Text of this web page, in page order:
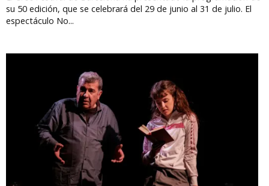
su 50 edición, que se celebrará del 29 de junio al 31 de julio. El
espectáculo No...